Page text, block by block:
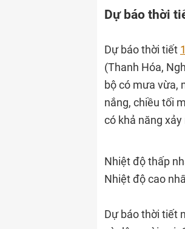
Dự báo thời
Dự báo thời tiết
(Thanh Hóa,
bộ có mưa vừa,
nắng, chiều tối
có khả năng
Nhiệt độ thấp
Nhiệt độ cao
Dự báo thời tiết